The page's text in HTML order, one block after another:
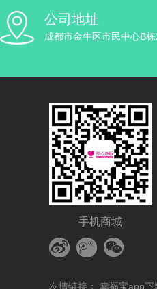
公司地址
成都市金牛区市民中心B栋
手机商城
友情链接： 幸福宝app下